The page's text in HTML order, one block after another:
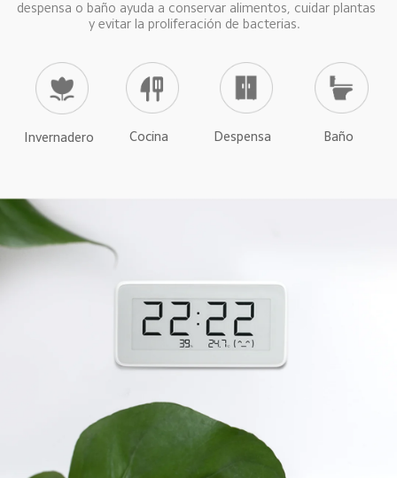
despensa o baño ayuda a conservar alimentos, cuidar plantas
y evitar la proliferación de bacterias.
Invernadero Cocina Despensa Baño